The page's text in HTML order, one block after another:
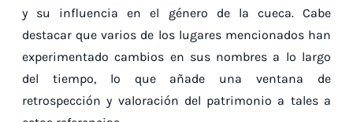
y su influencia en el género de la cueca. Cabe
destacar que varios de los lugares mencionados han
experimentado cambios en sus nombres a lo largo
del tiempo, lo que añade una ventana de
retrospección y valoración del patrimonio a tales a